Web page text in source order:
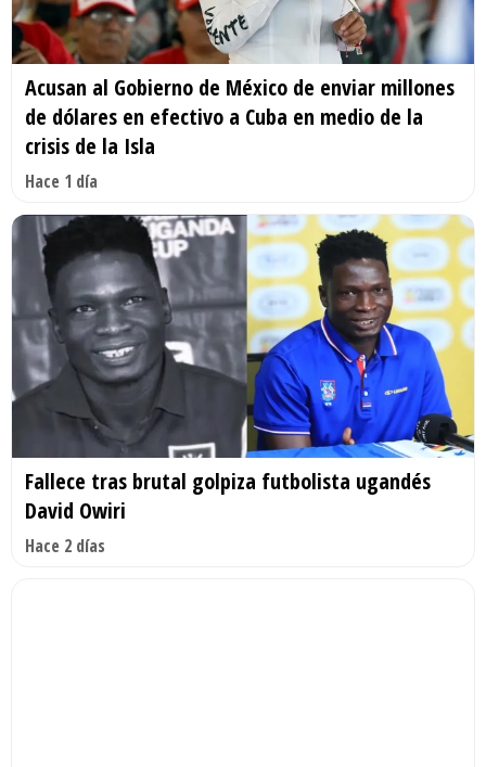
Acusan al Gobierno de México de enviar millones
de dólares en efectivo a Cuba en medio de la
crisis de la Isla
Hace 1 día
Fallece tras brutal golpiza futbolista ugandés
David Owiri
Hace 2 días